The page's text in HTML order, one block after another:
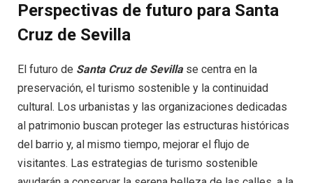
Perspectivas de futuro para Santa
Cruz de Sevilla
El futuro de Santa Cruz de Sevillase centra en la
preservación, el turismo sostenible y la continuidad
cultural. Los urbanistas y las organizaciones dedicadas
al patrimonio buscan proteger las estructuras históricas
del barrio y, al mismo tiempo, mejorar el flujo de
visitantes. Las estrategias de turismo sostenible